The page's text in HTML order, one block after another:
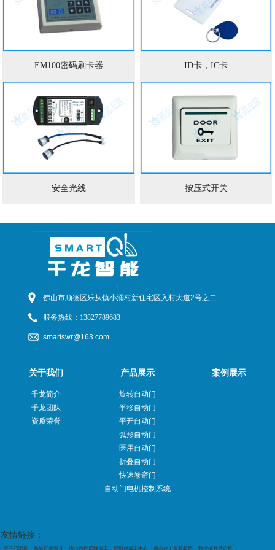
EM100密码刷卡器 ID卡，IC卡
安全光线 按压式开关
佛山市顺德区乐从镇小涌村新住宅区入村大道2号之二
服务热线： 13827789683
smartswr@163.com
关于我们
千龙简介
千龙团队
资质荣誉
产品展示
旋转自动门
平移自动门
平开自动门
弧形自动门
医用自动门
折叠自动门
快速卷帘门
自动门电机控制系统
案例展示
友情链接：
平开门电机 番禺红木家具 佛山数控四轴加工 铝型材加工中心 佛山住人集装箱房 数控锯片磨齿机